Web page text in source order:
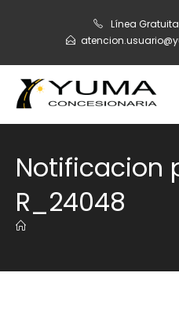
Línea
Notificacion
R_24048